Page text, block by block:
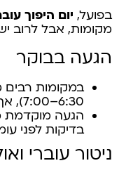
בפועל, יום היפוך
מקומות, אבל לרוב
הגעה בבוקר
במקומות רבים
6:30–7:00), אך זה תלוי בבית החולים.
הגעה מוקדמת
בדיקות לפני
ניטור עוברי